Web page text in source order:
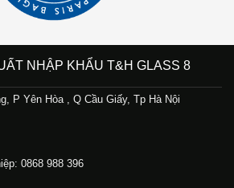
NHẬP KHẨU T&H GLASS 8
P Yên Hòa , Q Cầu Giấy, Tp Hà Nội
0868 988 396